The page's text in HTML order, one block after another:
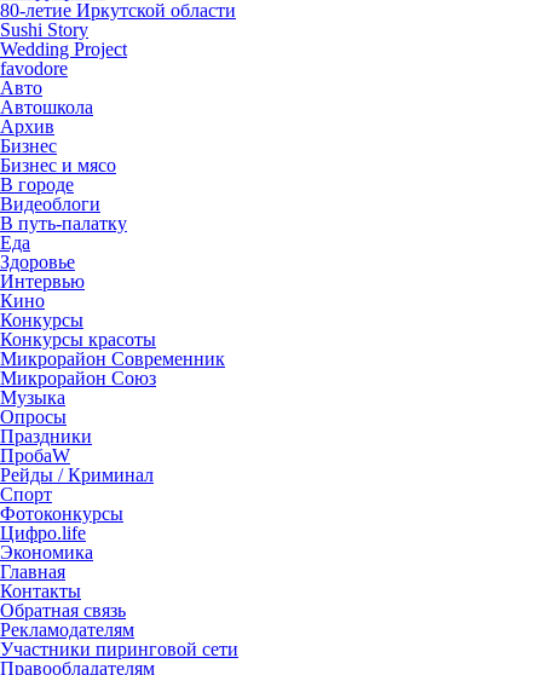
80-летие Иркутской области
Sushi Story
Wedding Project
favodore
Авто
Автошкола
Архив
Бизнес
Бизнес и мясо
В городе
Видеоблоги
В путь-палатку
Еда
Здоровье
Интервью
Кино
Конкурсы
Конкурсы красоты
Микрорайон Современник
Микрорайон Союз
Музыка
Опросы
Праздники
ПробаW
Рейды / Криминал
Спорт
Фотоконкурсы
Цифро.life
Экономика
Главная
Контакты
Обратная связь
Рекламодателям
Участники пиринговой сети
Правообладателям